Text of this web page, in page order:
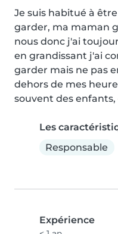
Je suis habitué à
garder, ma maman
nous donc j'ai
en grandissant j'ai
garder mais ne pas
dehors de mes
souvent des
Les
Responsable
Expérience